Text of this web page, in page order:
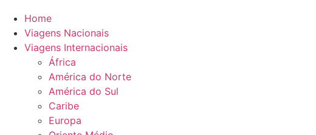
Home
Viagens Nacionais
Viagens Internacionais
África
América do Norte
América do Sul
Caribe
Europa